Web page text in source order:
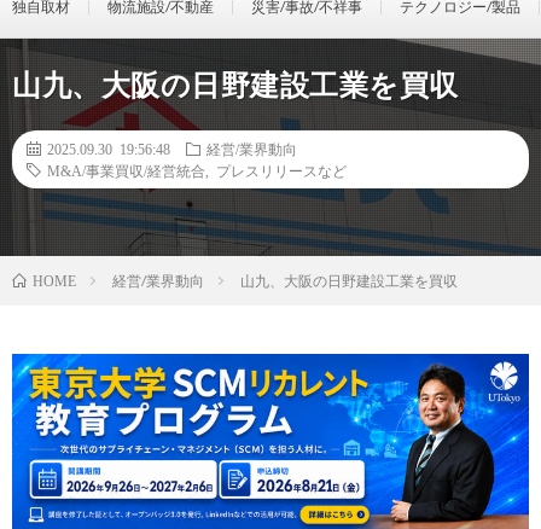
独自取材 物流施設/不動産 災害/事故/不祥事 テクノロジー/製品
山九、大阪の日野建設工業を買収
2025.09.30 19:56:48
経営/業界動向
M&A/事業買収/経営統合
プレスリリースなど
HOME 経営/業界動向 山九、大阪の日野建設工業を買収